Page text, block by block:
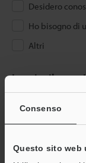
Consenso
Questo sito web
Desidero
Ho bisogno di
Altri
Inserire il
Se ha già
indirizzo e-mail.
Se non è ancora